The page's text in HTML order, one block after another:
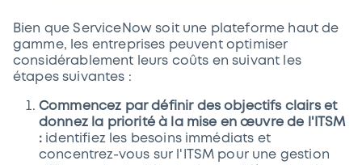
Bien que ServiceNow soit une plateforme haut de
gamme, les entreprises peuvent optimiser
considérablement leurs coûts en suivant les
étapes suivantes :
Commencez par définir des objectifs clairs et
donnez la priorité à la mise en œuvre de l'ITSM
: identifiez les besoins immédiats et
concentrez-vous sur l'ITSM pour une gestion